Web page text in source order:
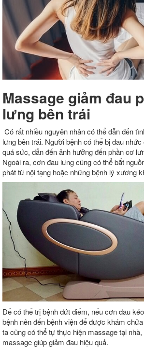
Massage giảm đau
lưng bên trái
Có rất nhiều nguyên nhân có thể dẫn đến
lưng bên trái. Người bệnh có thể bị đau
quá sức, dẫn đến ảnh hưởng đến phần cơ
Ngoài ra, cơn đau lưng cũng có thể bắt
phát từ nội tạng hoặc những bệnh lý xương
Để có thể trị bệnh dứt điểm, nếu cơn đau
bệnh nên đến bệnh viện để được khám
ta cũng có thể tự thực hiện massage tại
massage giúp giảm đau hiệu quả.